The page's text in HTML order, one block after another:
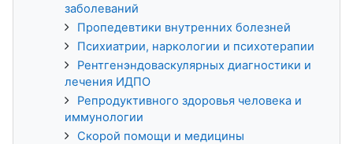
заболеваний
Пропедевтики внутренних болезней
Психиатрии, наркологии и психотерапии
Рентгенэндоваскулярных диагностики и
лечения ИДПО
Репродуктивного здоровья человека и
иммунологии
Скорой помощи и медицины